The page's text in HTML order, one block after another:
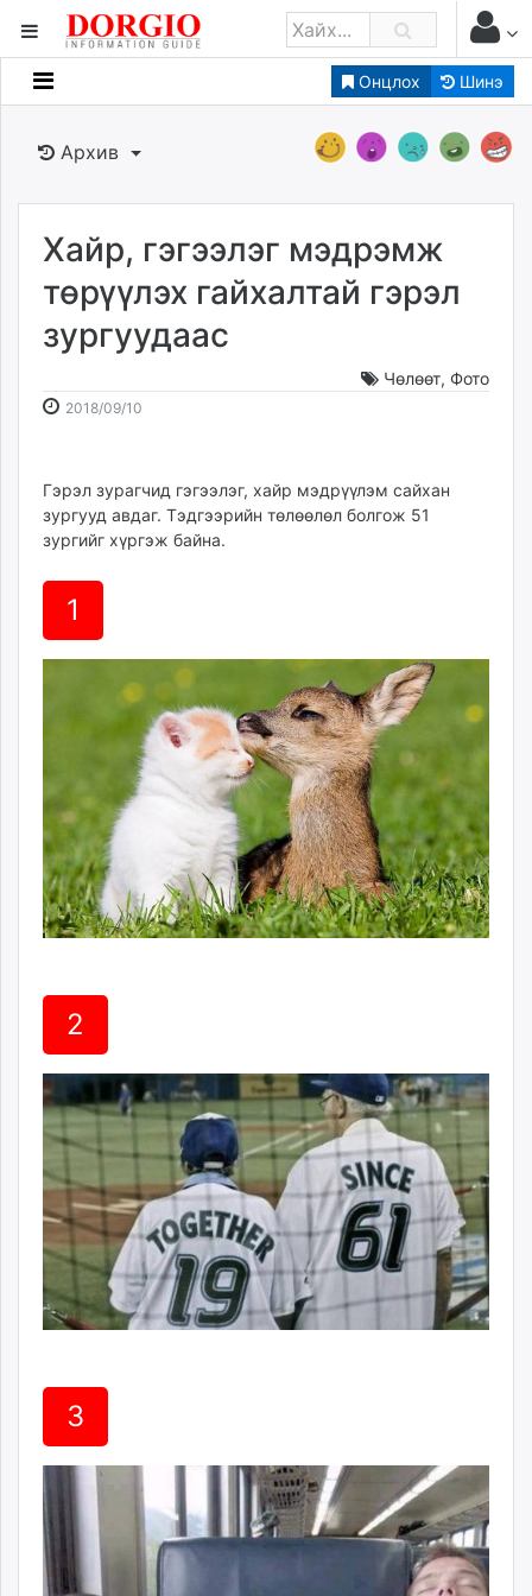
Онцлох Шинэ
Мэдээллийн
Банк санхүү
Бизнес ААН
Төрийн
Нийслэлийн
dorgio.mn
caak.mn
Baabar.mn
tovch.mn
ikon.mn
mnb.mn
Livetv.mn
Eguur.mn
zarig.mn
today.mn
zuv.mn
mminfo.mn
ugluu.mn
urlag.mn
asu.mn
shudarga.mn
shuurhai.mn
unuudur.mn
isee.mn
mglradio.com
fact.mn
itoim.mn
tumen.mn
shuum.mn
times.mn
tvmongolia.mn
assa.mn
toim.mn
tac.mn
paparazzi.mn
unread.today
Архив
Хайр, гэгээлэг мэдрэмж
төрүүлэх гайхалтай гэрэл
зургуудаас
Чөлөөт, Фото
2018/09/10
15:52:47
00:47:46
Гэрэл зурагчид гэгээлэг, хайр мэдрүүлэм сайхан
зургууд авдаг. Тэдгээрийн төлөөлөл болгож 51
зургийг хүргэж байна.
1
2
3